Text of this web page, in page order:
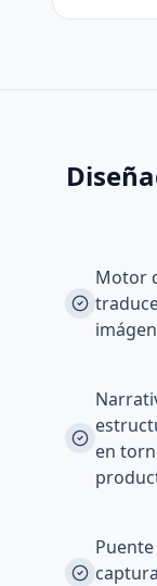
Motor
en